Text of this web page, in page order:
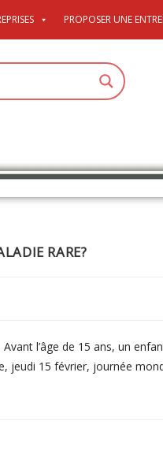
PROPOSER UNE
RARE?
l’âge de 15 ans, un
15 février, journée